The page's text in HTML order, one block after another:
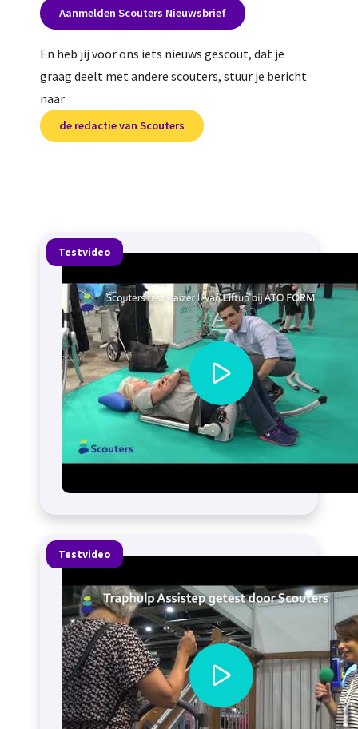
Aanmelden Scouters Nieuwsbrief
En heb jij voor ons iets nieuws gescout, dat je
graag deelt met andere scouters, stuur je bericht
naar
de redactie van Scouters
Testvideo
Testvideo